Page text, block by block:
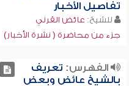
تفاصيل الأخبار
للشيخ: عائض القرني
جزء من محاضرة ( نشرة الأخبار)
الفهرس: تعريف
بالشيخ عائض وبعض